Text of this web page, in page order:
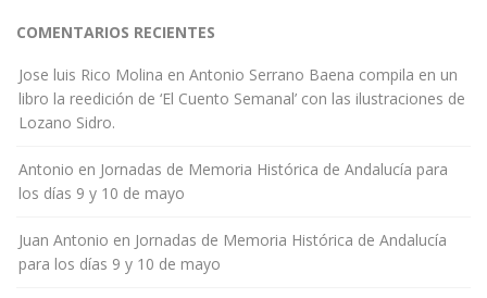
COMENTARIOS RECIENTES
Jose luis Rico Molina en Antonio Serrano Baena compila en un
libro la reedición de ‘El Cuento Semanal’ con las ilustraciones de
Lozano Sidro.
Antonio en Jornadas de Memoria Histórica de Andalucía para
los días 9 y 10 de mayo
Juan Antonio en Jornadas de Memoria Histórica de Andalucía
para los días 9 y 10 de mayo